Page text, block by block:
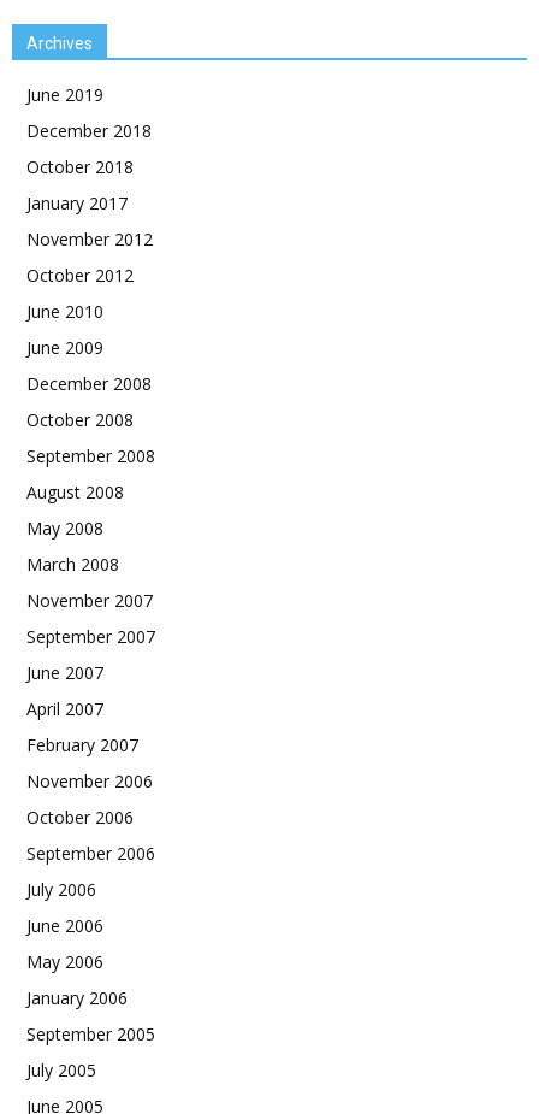
Archives
June 2019
December 2018
October 2018
January 2017
November 2012
October 2012
June 2010
June 2009
December 2008
October 2008
September 2008
August 2008
May 2008
March 2008
November 2007
September 2007
June 2007
April 2007
February 2007
November 2006
October 2006
September 2006
July 2006
June 2006
May 2006
January 2006
September 2005
July 2005
June 2005